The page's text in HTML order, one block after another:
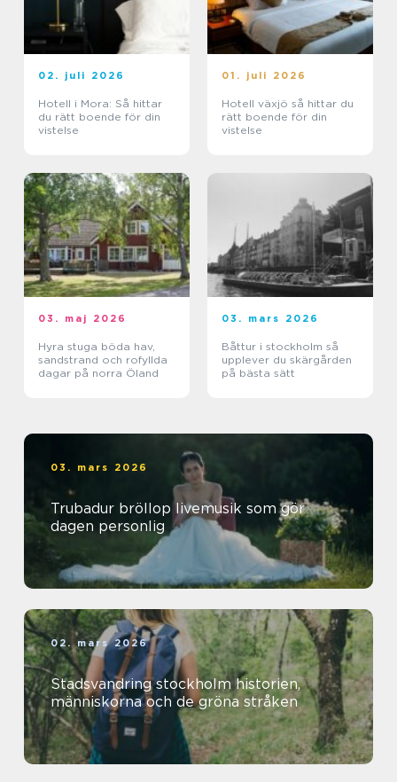
02. juli 2026
Hotell i Mora: Så hittar
du rätt boende för din
vistelse
01. juli 2026
Hotell växjö så hittar du
rätt boende för din
vistelse
03. maj 2026
Hyra stuga böda hav,
sandstrand och rofyllda
dagar på norra Öland
03. mars 2026
Båttur i stockholm så
upplever du skärgården
på bästa sätt
03. mars 2026
Trubadur bröllop livemusik som gör
dagen personlig
02. mars 2026
Stadsvandring stockholm historien,
människorna och de gröna stråken